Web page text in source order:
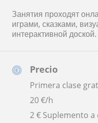
Precio
Primera clase
20€/h
2 € Suplemento
Занятия проходят
играми, сказками,
интерактивной доской.